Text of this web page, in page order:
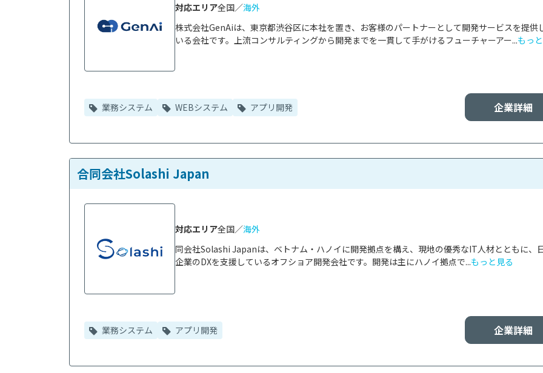
株式会社GenAiは、東京都渋谷区に本社を置き、お客様のパートナーとして開発サービスを提供
いる会社です。上流コンサルティングから開発までを一貫して手がけるフューチャーアー...もっ
対応エリア全国／海外
企業詳細
業務システム WEBシステム アプリ開発
合同会社Solashi Japan
同会社Solashi Japanは、ベトナム・ハノイに開発拠点を構え、現地の優秀なIT人材とともに、
企業のDXを支援しているオフショア開発会社です。開発は主にハノイ拠点で...もっと見る
対応エリア全国／海外
企業詳細
業務システム アプリ開発